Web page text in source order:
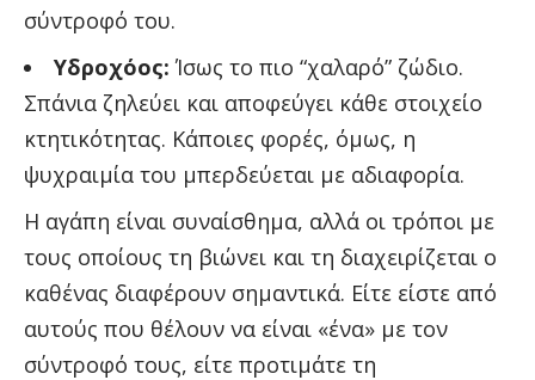
σύντροφό του.
Υδροχόος: Ίσως το πιο “χαλαρό” ζώδιο.
Σπάνια ζηλεύει και αποφεύγει κάθε στοιχείο
κτητικότητας. Κάποιες φορές, όμως, η
ψυχραιμία του μπερδεύεται με αδιαφορία.
Η αγάπη είναι συναίσθημα, αλλά οι τρόποι με
τους οποίους τη βιώνει και τη διαχειρίζεται ο
καθένας διαφέρουν σημαντικά. Είτε είστε από
αυτούς που θέλουν να είναι «ένα» με τον
σύντροφό τους, είτε προτιμάτε τη